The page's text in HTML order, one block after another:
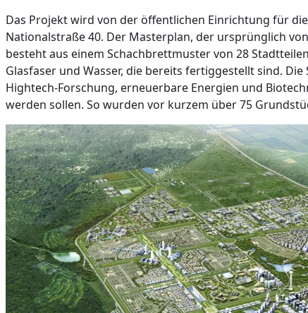
Das Projekt wird von der öffentlichen Einrichtung für
Nationalstraße 40. Der Masterplan, der ursprünglich
besteht aus einem Schachbrettmuster von 28
Glasfaser und Wasser, die bereits fertiggestellt sind.
Hightech-Forschung, erneuerbare Energien und
werden sollen. So wurden vor kurzem über 75